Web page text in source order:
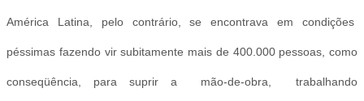
América Latina, pelo contrário, se encontrava em condições
péssimas fazendo vir subitamente mais de 400.000 pessoas, como
conseqüência, para suprir a mão-de-obra, trabalhando